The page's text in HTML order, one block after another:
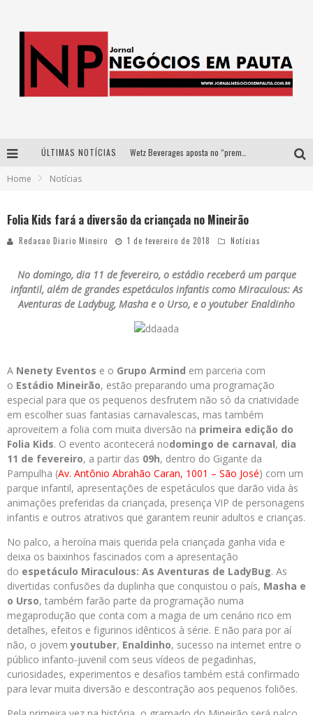
ÚLTIMAS NOTÍCIAS
Democratização do malte: Proibida utiliza estratégia de custo-benefício para o lazer do brasileiro
Home Notícias
Folia Kids fará a diversão da criançada no Mineirão
Redacao Diario Mineiro 1 de fevereiro de 2018 Notícias
No domingo, dia 11 de fevereiro, o estádio receberá um parque
infantil, além de grandes espetáculos infantis como Miraculous: As
Aventuras de Ladybug, Masha e o Urso, e o youtuber Enaldinho
A Nenety Eventos e o Grupo Armind em parceria com
o Estádio Mineirão, estão preparando uma programação
especial para que os pequenos desfrutem não só da criatividade
em escolher suas fantasias carnavalescas, mas também
aproveitem a folia com muita diversão na primeira edição do
Folia Kids. O evento acontecerá nodomingo de carnaval, dia
11 de fevereiro, a partir das 09h, dentro do Gigante da
Pampulha (Av. Antônio Abrahão Caran, 1001 – São José) com um
parque infantil, apresentações de espetáculos que darão vida às
animações preferidas da criançada, presença VIP de personagens
infantis e outros atrativos que garantem reunir adultos e crianças.
No palco, a heroína mais querida pela criançada ganha vida e
deixa os baixinhos fascinados com a apresentação
do espetáculo Miraculous: As Aventuras de LadyBug. As
divertidas confusões da duplinha que conquistou o país, Masha e
o Urso, também farão parte da programação numa
megaprodução que conta com a magia de um cenário rico em
detalhes, efeitos e figurinos idênticos à série. E não para por aí
não, o jovemyoutuber, Enaldinho, sucesso na internet entre o
público infanto-juvenil com seus vídeos de pegadinhas,
curiosidades, experimentos e desafios também está confirmado
para levar muita diversão e descontração aos pequenos foliões.